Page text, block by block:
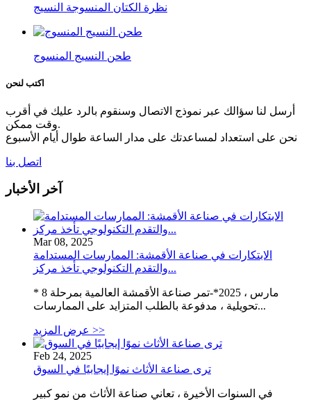
نظرة الكتان المنسوجة النسيج
طحن النسيج المنسوج
اكتب لنحن
أرسل لنا سؤالك عبر نموذج الاتصال وسنقوم بالرد عليك في أقرب
وقت ممكن.
نحن على استعداد لمساعدتك على مدار الساعة طوال أيام الأسبوع
اتصل بنا
آخر الأخبار
Mar 08, 2025
الابتكارات في صناعة الأقمشة: الممارسات المستدامة
والتقدم التكنولوجي تأخذ مركز...
* 8 مارس ، 2025*-تمر صناعة الأقمشة العالمية بمرحلة
تحويلية ، مدفوعة بالطلب المتزايد على الممارسات...
عرض المزيد >>
Feb 24, 2025
ترى صناعة الأثاث نموًا إيجابيًا في السوق
في السنوات الأخيرة ، تعاني صناعة الأثاث من نمو كبير